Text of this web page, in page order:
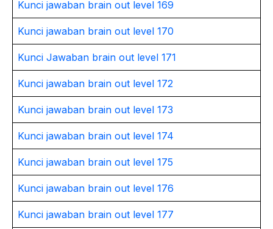
Kunci jawaban brain out level 169
Kunci jawaban brain out level 170
Kunci Jawaban brain out level 171
Kunci jawaban brain out level 172
Kunci jawaban brain out level 173
Kunci jawaban brain out level 174
Kunci jawaban brain out level 175
Kunci jawaban brain out level 176
Kunci jawaban brain out level 177